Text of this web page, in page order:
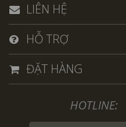
LIÊN HỆ
HỖ TRỢ
ĐẶT HÀNG
HOTLINE: